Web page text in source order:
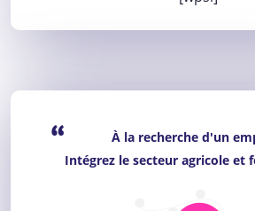
“
À la recherche d'un
Intégrez le secteur agricole et